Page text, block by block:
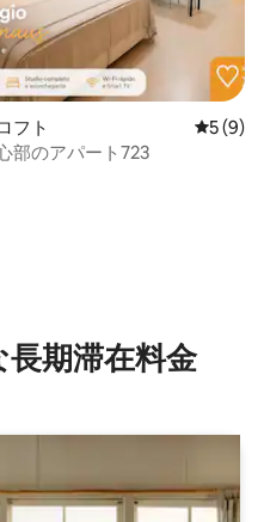
5つ星の平均評価
フト レビュ
5 (9)
部のアパート723
期⁠滞⁠在料⁠金